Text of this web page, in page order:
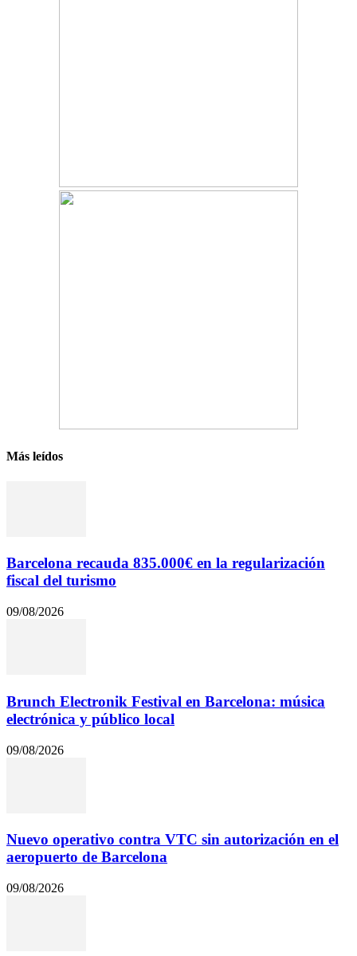
Más leídos
Barcelona recauda 835.000€ en la regularización
fiscal del turismo
09/08/2026
Brunch Electronik Festival en Barcelona: música
electrónica y público local
09/08/2026
Nuevo operativo contra VTC sin autorización en el
aeropuerto de Barcelona
09/08/2026